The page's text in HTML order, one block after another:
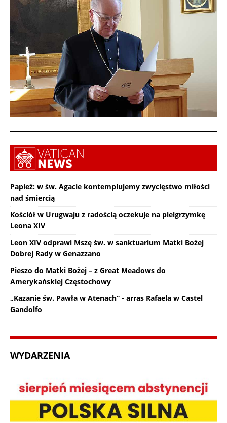
Papież: w św. Agacie kontemplujemy zwycięstwo miłości
nad śmiercią
Kościół w Urugwaju z radością oczekuje na pielgrzymkę
Leona XIV
Leon XIV odprawi Mszę św. w sanktuarium Matki Bożej
Dobrej Rady w Genazzano
Pieszo do Matki Bożej – z Great Meadows do
Amerykańskiej Częstochowy
„Kazanie św. Pawła w Atenach” - arras Rafaela w Castel
Gandolfo
WYDARZENIA